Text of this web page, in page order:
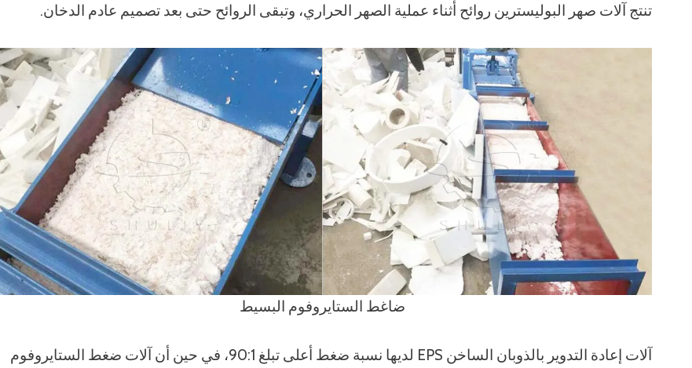
تنتج آلات صهر البوليسترين روائح أثناء عملية الصهر الحراري، وتبقى الروائح حتى بعد تصميم عادم الدخان.
ضاغط الستايروفوم البسيط
آلات إعادة التدوير بالذوبان الساخن EPS لديها نسبة ضغط أعلى تبلغ 90:1، في حين أن آلات ضغط الستايروفوم